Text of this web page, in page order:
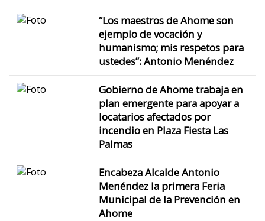
“Los maestros de Ahome son
ejemplo de vocación y
humanismo; mis respetos para
ustedes”: Antonio Menéndez
Gobierno de Ahome trabaja en
plan emergente para apoyar a
locatarios afectados por
incendio en Plaza Fiesta Las
Palmas
Encabeza Alcalde Antonio
Menéndez la primera Feria
Municipal de la Prevención en
Ahome